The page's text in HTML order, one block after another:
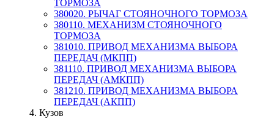
ТОРМОЗА
380020. РЫЧАГ СТОЯНОЧНОГО ТОРМОЗА
380110. МЕХАНИЗМ СТОЯНОЧНОГО
ТОРМОЗА
381010. ПРИВОД МЕХАНИЗМА ВЫБОРА
ПЕРЕДАЧ (МКПП)
381110. ПРИВОД МЕХАНИЗМА ВЫБОРА
ПЕРЕДАЧ (АМКПП)
381210. ПРИВОД МЕХАНИЗМА ВЫБОРА
ПЕРЕДАЧ (АКПП)
4. Кузов